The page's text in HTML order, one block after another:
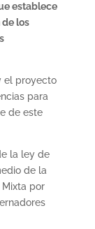
establece
los
el proyecto
para
de este
la ley de
de la
por